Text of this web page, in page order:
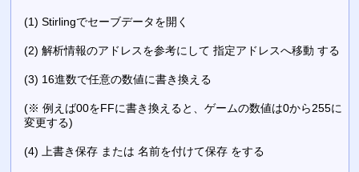
(1) Stirlingでセーブデータを開く
(2) 解析情報のアドレスを参考にして 指定アドレスへ移動 する
(3) 16進数で任意の数値に書き換える
(※ 例えば00をFFに書き換えると、ゲームの数値は0から255に
変更する)
(4) 上書き保存 または 名前を付けて保存 をする